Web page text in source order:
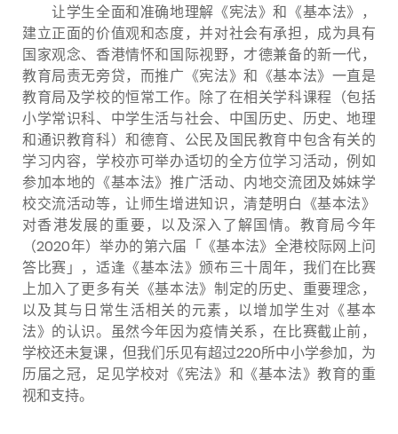
让学生全面和准确地理解《宪法》和《基本法》，
建立正面的价值观和态度，并对社会有承担，成为具有
国家观念、香港情怀和国际视野，才德兼备的新一代，
教育局责无旁贷，而推广《宪法》和《基本法》一直是
教育局及学校的恒常工作。除了在相关学科课程（包括
小学常识科、中学生活与社会、中国历史、历史、地理
和通识教育科）和德育、公民及国民教育中包含有关的
学习内容，学校亦可举办适切的全方位学习活动，例如
参加本地的《基本法》推广活动、内地交流团及姊妹学
校交流活动等，让师生增进知识，清楚明白《基本法》
对香港发展的重要，以及深入了解国情。教育局今年
（2020年）举办的第六届「《基本法》全港校际网上问
答比赛」，适逢《基本法》颁布三十周年，我们在比赛
上加入了更多有关《基本法》制定的历史、重要理念，
以及其与日常生活相关的元素，以增加学生对《基本
法》的认识。虽然今年因为疫情关系，在比赛截止前，
学校还未复课，但我们乐见有超过220所中小学参加，为
历届之冠，足见学校对《宪法》和《基本法》教育的重
视和支持。